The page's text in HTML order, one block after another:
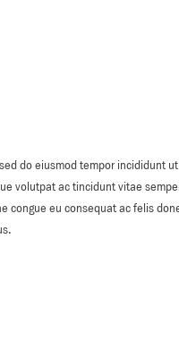
do eiusmod tempor incididunt
volutpat ac tincidunt vitae
congue eu consequat ac felis